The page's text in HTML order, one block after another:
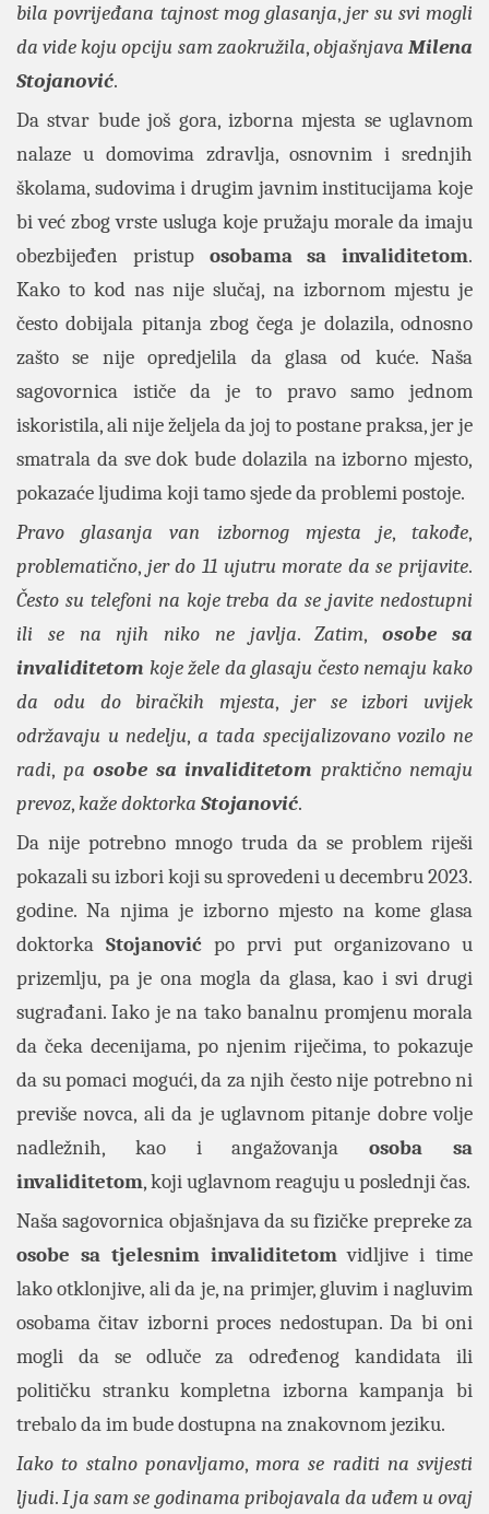
bila povrijeđana tajnost mog glasanja, jer su svi mogli
da vide koju opciju sam zaokružila,objašnjava Milena
Stojanović.
Da stvar bude još gora, izborna mjesta se uglavnom
nalaze u domovima zdravlja, osnovnim i srednjih
školama, sudovima i drugim javnim institucijama koje
bi već zbog vrste usluga koje pružaju morale da imaju
obezbijeđen pristup osobama sa invaliditetom.
Kako to kod nas nije slučaj, na izbornom mjestu je
često dobijala pitanja zbog čega je dolazila, odnosno
zašto se nije opredjelila da glasa od kuće. Naša
sagovornica ističe da je to pravo samo jednom
iskoristila, ali nije željela da joj to postane praksa, jer je
smatrala da sve dok bude dolazila na izborno mjesto,
pokazaće ljudima koji tamo sjede da problemi postoje.
Pravo glasanja van izbornog mjesta je,takođe,
problematično, jer do 11 ujutru morate da se prijavite.
Često su telefoni na koje treba da se javite nedostupni
ili se na njih niko ne javlja.Zatim,osobe sa
invaliditetom koje žele da glasaju često nemaju kako
da odu do biračkih mjesta, jer se izbori uvijek
održavaju u nedelju,a tada specijalizovano vozilo ne
radi, pa osobe sa invaliditetom praktično nemaju
prevoz,kaže doktorka Stojanović.
Da nije potrebno mnogo truda da se problem riješi
pokazali su izbori koji su sprovedeni u decembru 2023.
godine. Na njima je izborno mjesto na kome glasa
doktorka Stojanović po prvi put organizovano u
prizemlju, pa je ona mogla da glasa, kao i svi drugi
sugrađani. Iako je na tako banalnu promjenu morala
da čeka decenijama, po njenim riječima, to pokazuje
da su pomaci mogući, da za njih često nije potrebno ni
previše novca, ali da je uglavnom pitanje dobre volje
nadležnih, kao i angažovanjaosoba sa
invaliditetom, koji uglavnom reaguju u poslednji čas.
Naša sagovornica objašnjava da su fizičke prepreke za
osobe sa tjelesnim invaliditetomvidljive i time
lako otklonjive, ali da je, na primjer, gluvim i nagluvim
osobama čitav izborni proces nedostupan. Da bi oni
mogli da se odluče za određenog kandidata ili
političku stranku kompletna izborna kampanja bi
trebalo da im bude dostupna na znakovnom jeziku.
Iako to stalno ponavljamo, mora se raditi na svijesti
ljudi.I ja sam se godinama pribojavala da uđem u ovaj